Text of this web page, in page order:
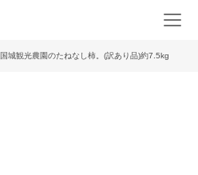
国城観光農園のたねなし柿。(訳あり品)約7.5kg